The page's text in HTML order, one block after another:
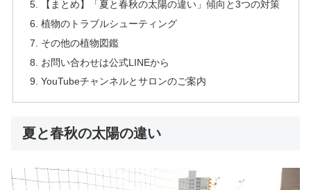
【まとめ】「夏と春秋の太陽の違い」傾向と3つの対策
植物のトラブルシューティング
その他の植物図鑑
お問い合わせは公式LINEから
YouTubeチャンネルとサロンのご案内
夏と春秋の太陽の違い